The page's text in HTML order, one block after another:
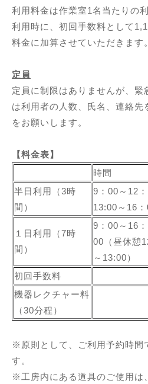
利用料金は作業室1名当たりの
利用時に、初回手数料として
料金に加算させていただきます。
定員
定員に制限はありませんが、緊
は利用者の人数、氏名、連絡先
をお願いします。
【料金表】
時間
半日利用（3時
間）
9：00～12
13:00～16
１日利用（7時
間）
9：00～16：
00（昼休憩
～13:00）
初回手数料
機器レクチャー料
（30分程）
※原則として、ご利用予約時間
す。
※工房内にある道具のご使用は